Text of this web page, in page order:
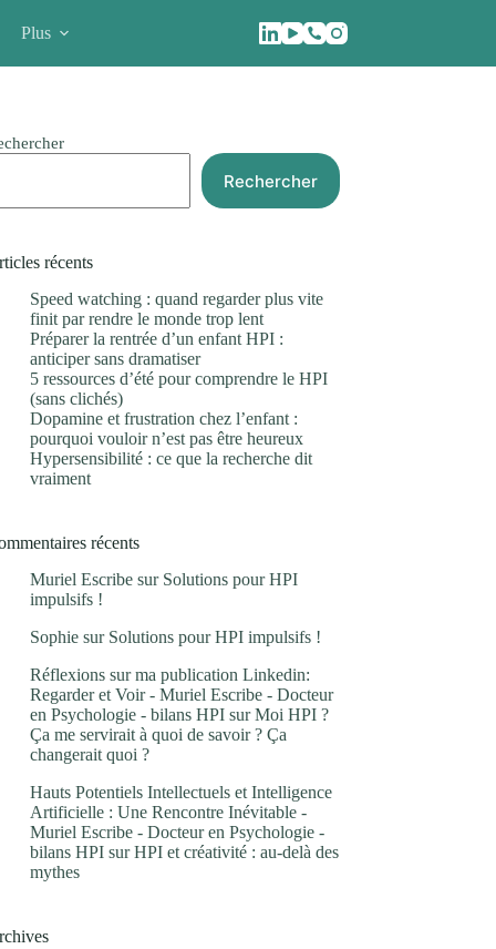
Plus
Rechercher
récents
Speed watching : quand regarder plus vite
finit par rendre le monde trop lent
Préparer la rentrée d’un enfant HPI :
anticiper sans dramatiser
5 ressources d’été pour comprendre le HPI
(sans clichés)
Dopamine et frustration chez l’enfant :
pourquoi vouloir n’est pas être heureux
Hypersensibilité : ce que la recherche dit
vraiment
récents
Muriel Escribe sur Solutions pour HPI
impulsifs !
Sophie sur Solutions pour HPI impulsifs !
Réflexions sur ma publication Linkedin:
Regarder et Voir - Muriel Escribe - Docteur
en Psychologie - bilans HPI surMoi HPI ?
Ça me servirait à quoi de savoir ? Ça
changerait quoi ?
Hauts Potentiels Intellectuels et Intelligence
Artificielle : Une Rencontre Inévitable -
Muriel Escribe - Docteur en Psychologie -
bilans HPI surHPI et créativité : au-delà des
mythes